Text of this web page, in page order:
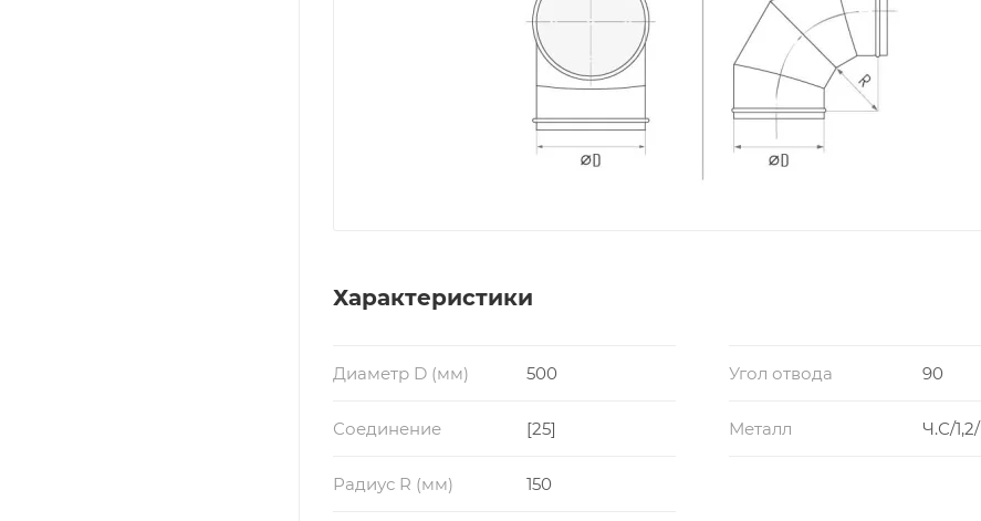
Характеристики
Диаметр D (мм) 500 Угол отвода 90
Соединение [25] Металл Ч.С/1,2/
Радиус R (мм) 150